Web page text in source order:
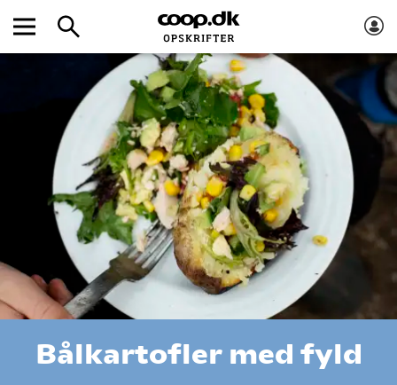
Bålkartofler med fyld